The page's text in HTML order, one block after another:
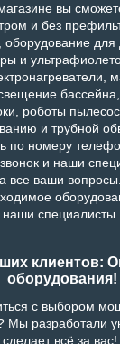
вы
и без
оборудование
и
роботы
и трубной
по номеру
и наши
все ваши
наши специалисты.
клиентов:
оборудования!
с выбором
Мы разработали
всё за вас!